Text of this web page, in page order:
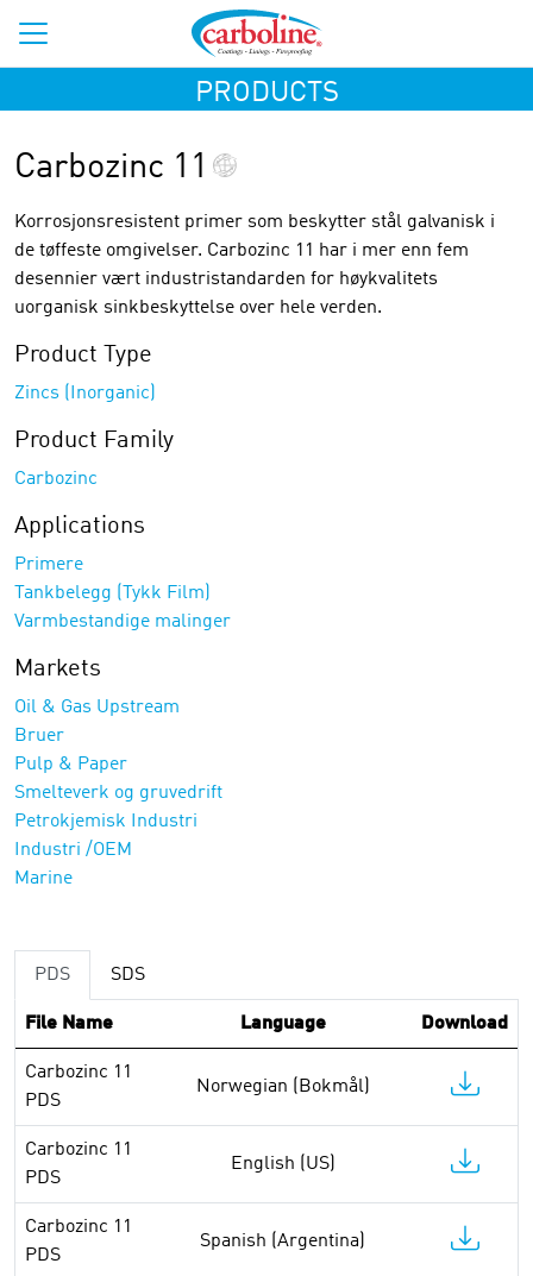
PRODUCTS
Carbozinc 11
Korrosjonsresistent primer som beskytter stål galvanisk i
de tøffeste omgivelser. Carbozinc 11 har i mer enn fem
desennier vært industristandarden for høykvalitets
uorganisk sinkbeskyttelse over hele verden.
Product Type
Zincs (Inorganic)
Product Family
Carbozinc
Applications
Primere
Tankbelegg (Tykk Film)
Varmbestandige malinger
Markets
Oil & Gas Upstream
Bruer
Pulp & Paper
Smelteverk og gruvedrift
Petrokjemisk Industri
Industri /OEM
Marine
PDS SDS
File Name Language Download
Carbozinc 11
PDS
Norwegian (Bokmål)
Carbozinc 11
PDS
English (US)
Carbozinc 11
PDS
Spanish (Argentina)